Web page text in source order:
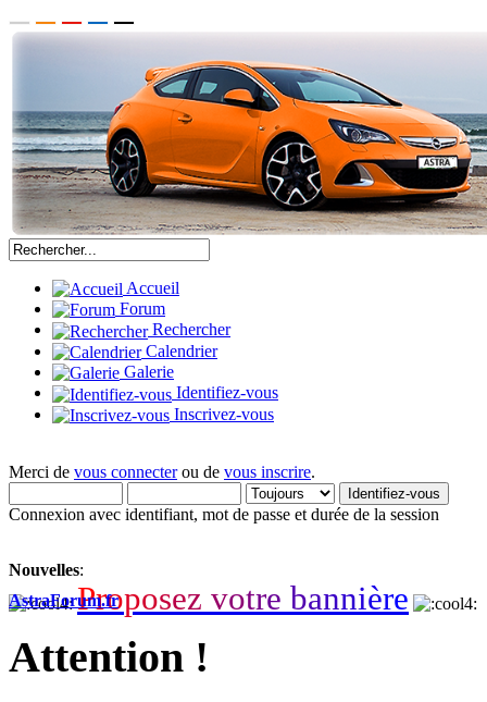
Accueil
Forum
Rechercher
Calendrier
Galerie
Identifiez-vous
Inscrivez-vous
Merci de vous connecterou de vous inscrire.
Connexion avec identifiant, mot de passe et durée de la session
Nouvelles:
Proposez votre bannière
AstraForum.fr
Attention !